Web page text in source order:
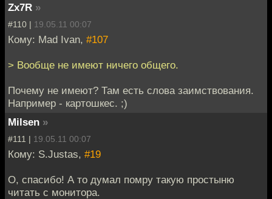
Zx7R »
#110 | 19.05.11 00:07
Кому: Mad Ivan, #107
> Вообще не имеют ничего общего.
Почему не имеют? Там есть слова заимствования.
Например - картошкес. ;)
Milsen »
#111 | 19.05.11 00:07
Кому: S.Justas, #19
О, спасибо! А то думал помру такую простыню
читать с монитора.